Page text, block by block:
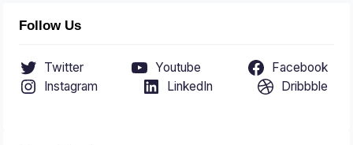
Follow Us
Twitter Youtube
Facebook
Instagram
LinkedIn Dribbble